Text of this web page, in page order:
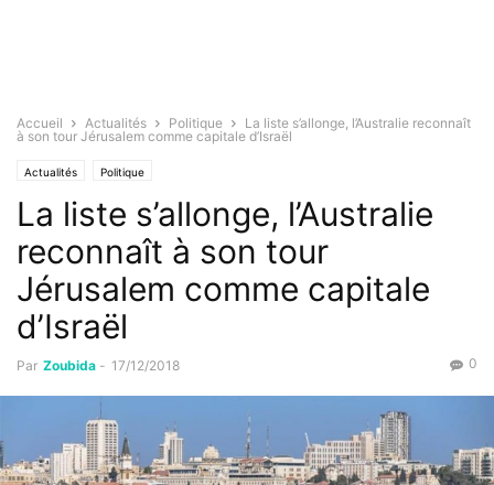
Accueil Actualités Politique
La liste s’allonge, l’Australie reconnaît
à son tour Jérusalem comme capitale d’Israël
Actualités Politique
La liste s’allonge, l’Australie
reconnaît à son tour
Jérusalem comme capitale
d’Israël
Par Zoubida - 17/12/2018 0